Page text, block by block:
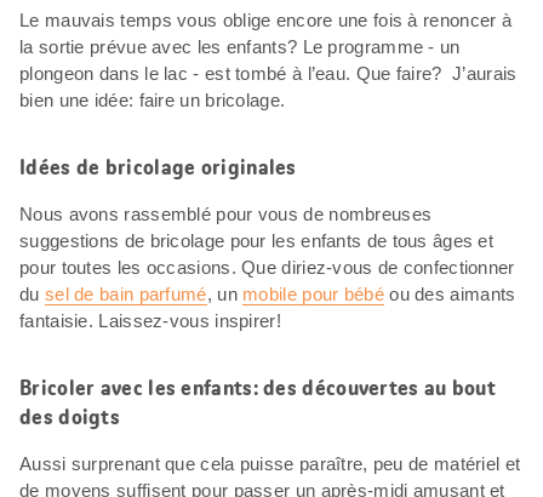
Le mauvais temps vous oblige encore une fois à renoncer à
la sortie prévue avec les enfants? Le programme - un
plongeon dans le lac - est tombé à l’eau. Que faire? J’aurais
bien une idée: faire un bricolage.
Idées de bricolage originales
Nous avons rassemblé pour vous de nombreuses
suggestions de bricolage pour les enfants de tous âges et
pour toutes les occasions. Que diriez-vous de confectionner
du sel de bain parfumé, un mobile pour bébéou des aimants
fantaisie. Laissez-vous inspirer!
Bricoler avec les enfants: des découvertes au bout
des doigts
Aussi surprenant que cela puisse paraître, peu de matériel et
de moyens suffisent pour passer un après-midi amusant et